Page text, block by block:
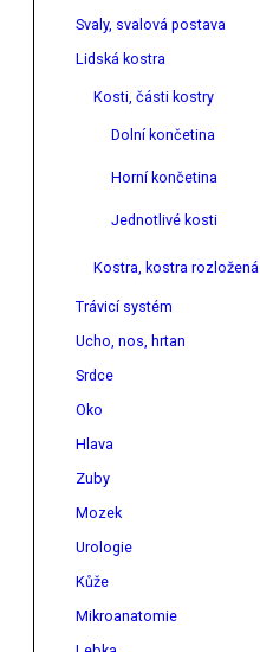
Svaly, svalová postava
Lidská kostra
Kosti, části kostry
Dolní končetina
Horní končetina
Jednotlivé kosti
Kostra, kostra rozložená
Trávicí systém
Ucho, nos, hrtan
Srdce
Oko
Hlava
Zuby
Mozek
Urologie
Kůže
Mikroanatomie